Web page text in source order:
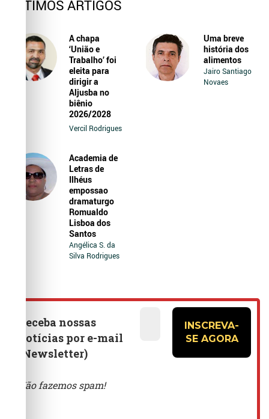
ÚLTIMOS ARTIGOS
A chapa
‘União e
Trabalho’ foi
eleita para
dirigir a
Aljusba no
biênio
2026/2028
Vercil Rodrigues
Uma breve
história dos
alimentos
Jairo Santiago
Novaes
Academia de
Letras de
Ilhéus
empossao
dramaturgo
Romualdo
Lisboa dos
Santos
Angélica S. da
Silva Rodrigues